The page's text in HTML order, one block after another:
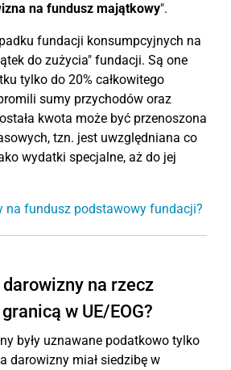
na fundusz majątkowy".
fundacji konsumpcyjnych na
do zużycia" fundacji. Są one
tylko do 20% całkowitego
sumy przychodów oraz
kwota może być przenoszona
tzn. jest uwzględniana co
wydatki specjalne, aż do jej
na fundusz podstawowy fundacji?
na rzecz
w UE/EOG?
były uznawane podatkowo tylko
darowizny miał siedzibę w